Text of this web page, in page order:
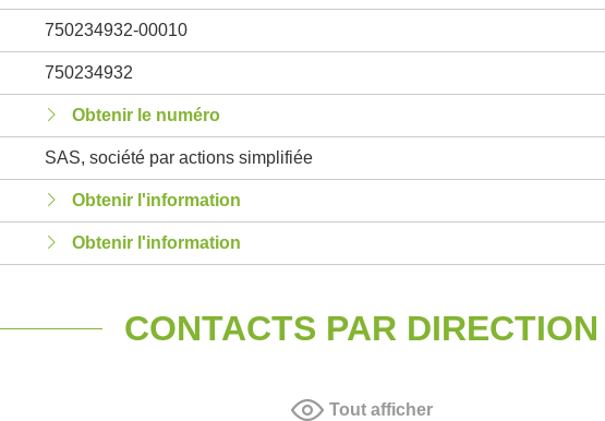
750234932-00010
750234932
Obtenir le numéro
SAS, société par actions simplifiée
Obtenir l'information
Obtenir l'information
CONTACTS PAR DIRECTION
Tout afficher